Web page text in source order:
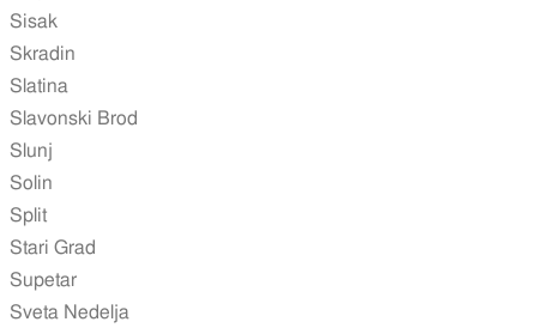
Sisak
Skradin
Slatina
Slavonski Brod
Slunj
Solin
Split
Stari Grad
Supetar
Sveta Nedelja